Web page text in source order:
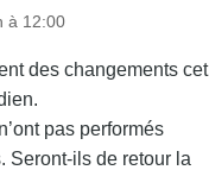
à 12:00
des changements cet
pas performés
Seront-ils de retour la